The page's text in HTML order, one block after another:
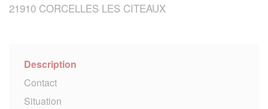
21910 CORCELLES LES CITEAUX
Description
Contact
Situation